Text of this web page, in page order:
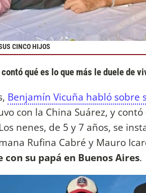
CINCO HIJOS
qué es lo que más le duele de
Benjamín Vicuña habló sobre
con la China Suárez, y
nenes, de 5 y 7 años, se
Rufina Cabré y Mauro
su papá en Buenos Aires.